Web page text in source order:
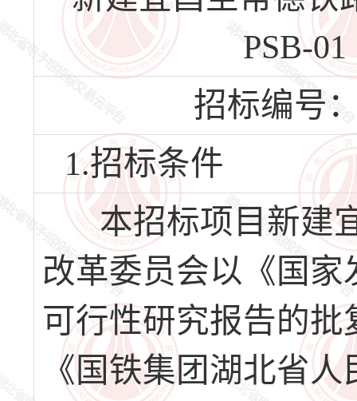
PSB-
招标编号
1.招标条件
本招标项目新建
改革委员会以《国
可行性研究报告的批
《国铁集团湖北省